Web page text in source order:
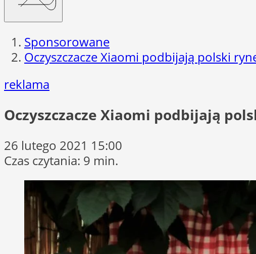
Sponsorowane
Oczyszczacze Xiaomi podbijają polski
reklama
Oczyszczacze Xiaomi podbijają
26 lutego 2021 15:00
Czas czytania: 9 min.